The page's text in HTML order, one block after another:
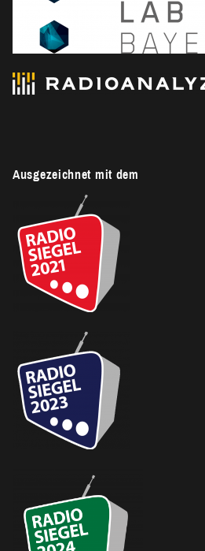
Ausgezeichnet mit dem